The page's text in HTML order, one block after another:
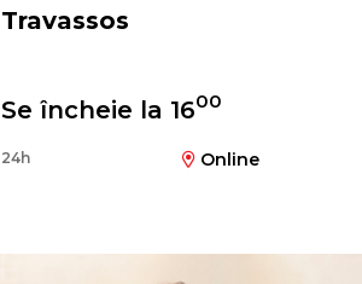
Travassos
Se încheie la 1600
24h Online